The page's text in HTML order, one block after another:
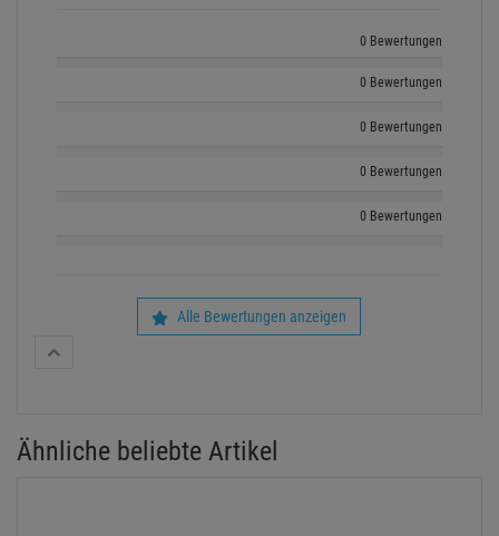
0 Bewertungen
0 Bewertungen
0 Bewertungen
0 Bewertungen
0 Bewertungen
Alle Bewertungen anzeigen
Ähnliche beliebte Artikel